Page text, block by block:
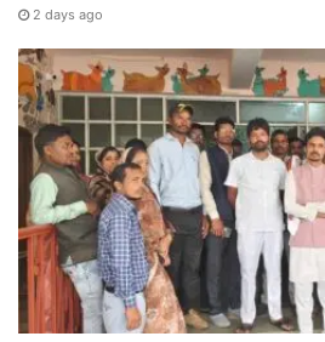
2 days ago